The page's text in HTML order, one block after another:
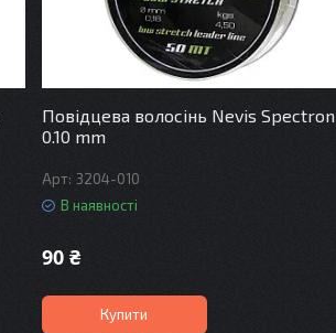
Повідцева волосінь Nevis Spectron
0.10 mm
3204-010
В наявності
90 ₴
Купити